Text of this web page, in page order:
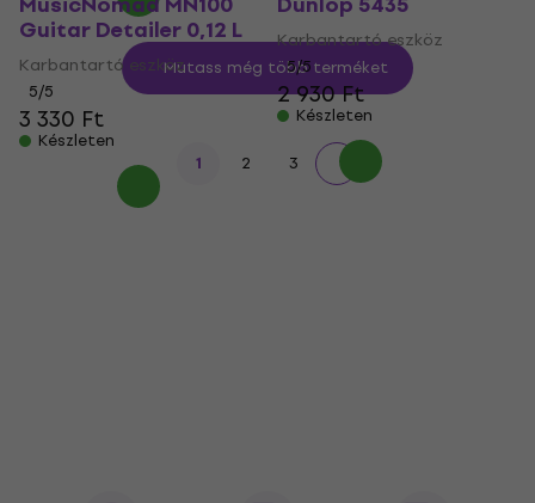
Guitar Detailer 0,12 L
Karbantartó eszköz
5/5
3 330 Ft
Készleten
Karbantartó eszköz
5/5
2 930 Ft
Készleten
Mutass még több terméket
1 2 3